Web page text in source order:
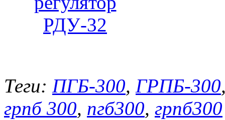
Теги: ПГБ-300, ГРПБ-300
грпб 300, пгб300, грпб300